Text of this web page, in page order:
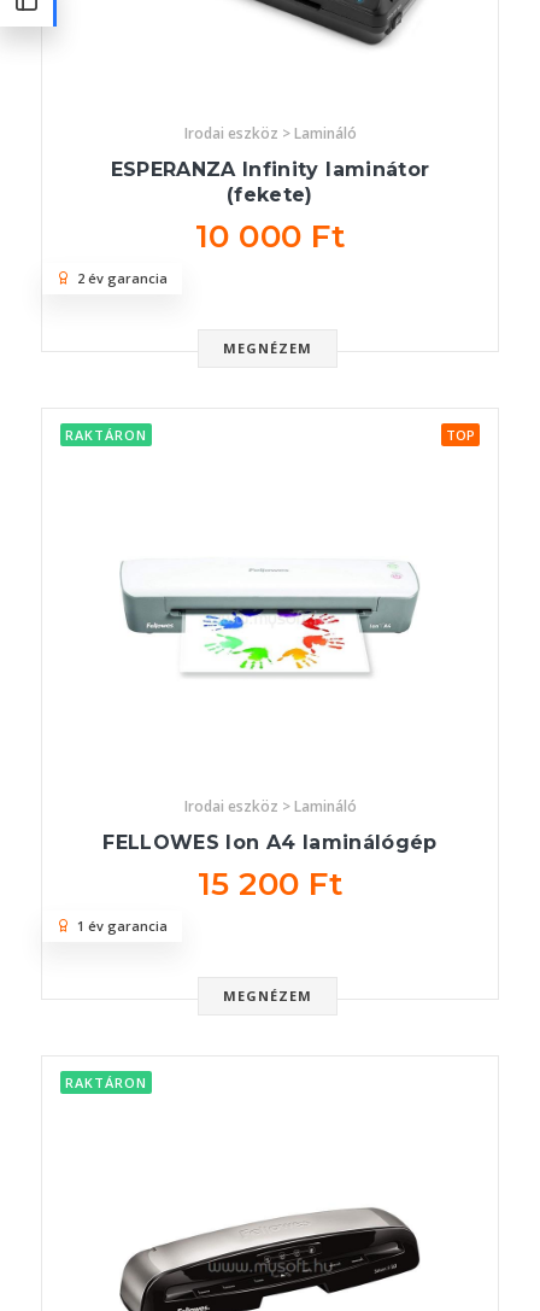
Irodai eszköz > Lamináló
ESPERANZA Infinity laminátor
(fekete)
10 000 Ft
MEGNÉZEM
2 év garancia
RAKTÁRON TOP
Irodai eszköz > Lamináló
FELLOWES Ion A4 laminálógép
15 200 Ft
MEGNÉZEM
1 év garancia
RAKTÁRON